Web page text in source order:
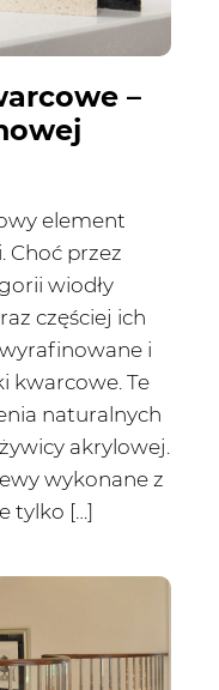
–
element
Choć przez
wiodły
częściej ich
i
kwarcowe. Te
naturalnych
akrylowej.
wykonane z
tylko […]